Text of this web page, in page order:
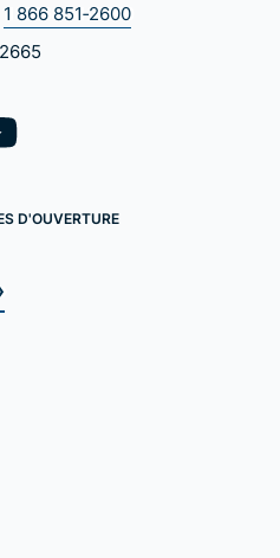
1 866 851‑2600
D'OUVERTURE